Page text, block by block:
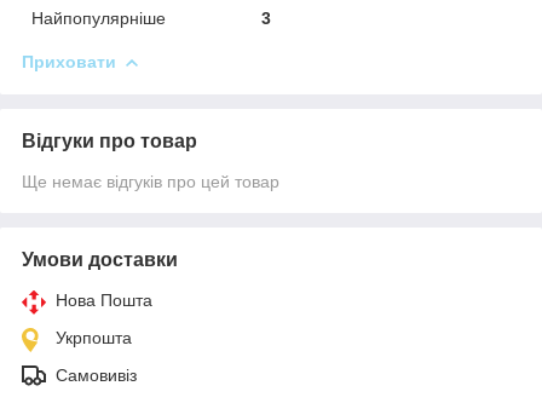
Найпопулярніше
3
Приховати
Відгуки про товар
Ще немає відгуків про цей товар
Умови доставки
Нова Пошта
Укрпошта
Самовивіз